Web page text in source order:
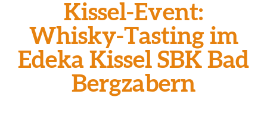
Kissel-Event:
Whisky-Tasting im
Edeka Kissel SBK Bad
Bergzabern